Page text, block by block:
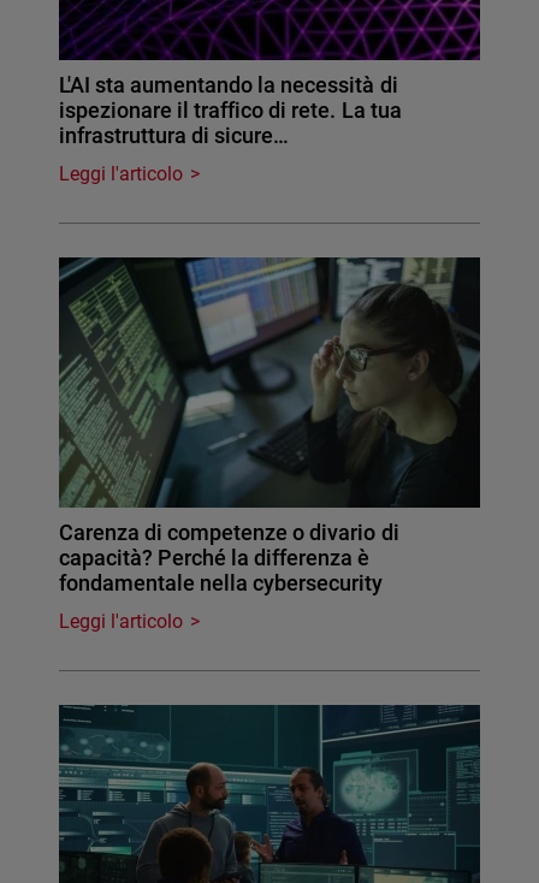
L'AI sta aumentando la necessità di
ispezionare il traffico di rete. La tua
infrastruttura di sicure…
Leggi l'articolo
Carenza di competenze o divario di
capacità? Perché la differenza è
fondamentale nella cybersecurity
Leggi l'articolo